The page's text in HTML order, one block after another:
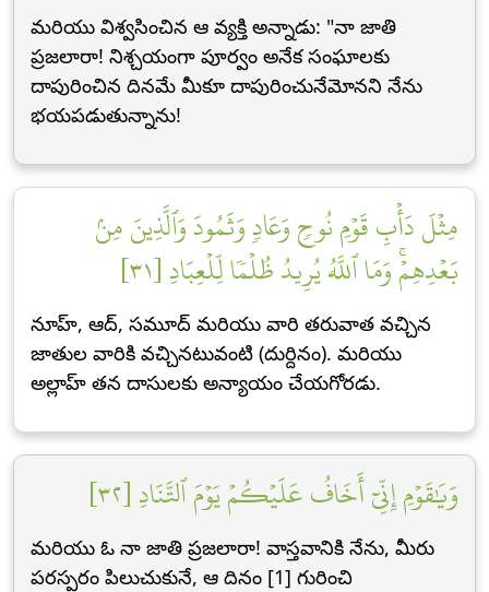
మరియు విశ్వసించిన ఆ వ్యక్తి అన్నాడు: "నా జాతి
ప్రజలారా! నిశ్చయంగా పూర్వం అనేక సంఘాలకు
దాపురించిన దినమే మీకూ దాపురించునేమోనని నేను
భయపడుతున్నాను!
مِثۡلَ دَأۡبِ قَوۡمِ نُوحٖ وَعَادٖ وَثَمُودَ وَٱلَّذِينَ مِنۢ
بَعۡدِهِمۡۚ وَمَا ٱللَّهُ يُرِيدُ ظُلۡمٗا لِّلۡعِبَادِ [٣١]
నూహ్, ఆద్, సమూద్ మరియు వారి తరువాత వచ్చిన
జాతుల వారికి వచ్చినటువంటి (దుర్దినం). మరియు
అల్లాహ్ తన దాసులకు అన్యాయం చేయగోరడు.
وَيَٰقَوۡمِ إِنِّيٓ أَخَافُ عَلَيۡكُمۡ يَوۡمَ ٱلتَّنَادِ [٣٢]
మరియు ఓ నా జాతి ప్రజలారా! వాస్తవానికి నేను, మీరు
పరస్పరం పిలుచుకునే, ఆ దినం [1] గురించి